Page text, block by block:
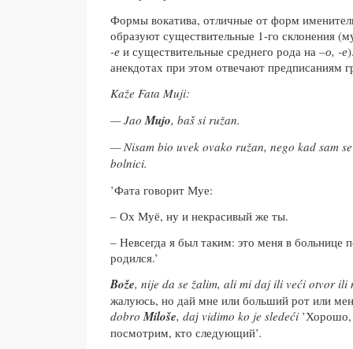
Формы вокатива, отличные от форм
образуют существительные 1-го склонения
-е и существительные среднего рода на –о, -е
анекдотах при этом отвечают предписаниям
Kaže Fata Muji:
— Jao Mujo, baš si ružan.
— Nisam bio uvek ovako ružan, nego kad sam
bolnici.
’Фата говорит Муе:
– Ох Муё, ну и некрасивый же ты.
– Невсегда я был таким: это меня в больнице
родился.’
Bože, nije da se žalim, ali mi daj ili veći otvor ili
жалуюсь, но дай мне или больший рот или
dobro Miloše, daј vidimo ko je sledeći
посмотрим, кто следующий’.